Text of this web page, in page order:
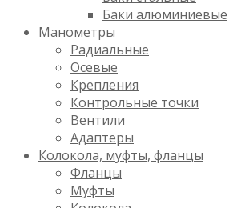
Баки алюминиевые
Манометры
Радиальные
Осевые
Крепления
Контрольные точки
Вентили
Адаптеры
Колокола, муфты, фланцы
Фланцы
Муфты